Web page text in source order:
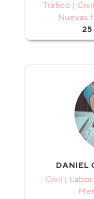
Tráfico |
Nuevas
DANIEL
Civil |